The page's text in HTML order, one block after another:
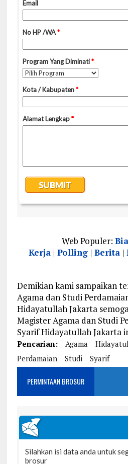
Web Populer:
Kerja |Polling |Berita |
Demikian kami sampaikan
Agama dan Studi
Hidayatullah Jakarta
Magister Agama dan Studi
Syarif Hidayatullah Jakarta
Pencarian: Agama
Perdamaian
Studi Syarif
PERMINTAAN BROSUR